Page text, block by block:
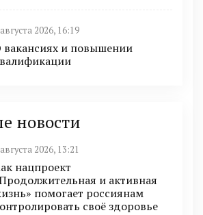
2026, 16:19
вакансиях и повышении
новости
2026, 13:21
нацпроект
и активная
помогает россиянам
своё здоровье